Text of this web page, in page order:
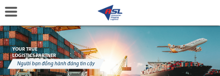
YOUR TRUE
LOGISTICS PARTNER
Người bạn đồng hành đáng tin cậy